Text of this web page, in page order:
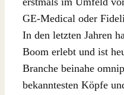
GE-Medical oder
In den letzten Jahren
Boom erlebt und ist
Branche beinahe
bekanntesten Köpfe